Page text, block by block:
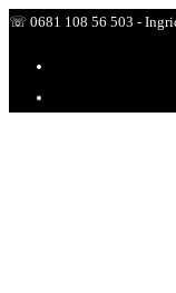
Zum
☏ 0681 108 56 503 -